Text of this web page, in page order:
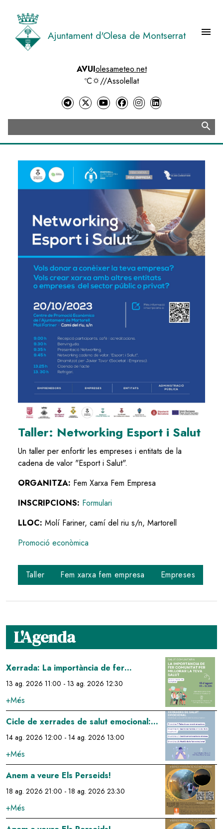
contingut
Ajuntament d'Olesa de Montserrat menu
AVUIolesameteo.net
ºC
//Assolellat
search
Image
Taller: Networking Esport i Salut
Un taller per enfortir les empreses i entitats de la
cadena de valor "Esport i Salut".
ORGANITZA: Fem Xarxa Fem Empresa
INSCRIPCIONS: Formulari
LLOC: Molí Fariner, camí del riu s/n, Martorell
Promoció econòmica
Taller Fem xarxa fem empresa Empreses
L'Agenda
Xerrada: La importància de fer
comunitat per millorar la teva salut
13 ag. 2026 11:00 - 13 ag. 2026 12:30
+Més
Image
Cicle de xerrades de salut emocional:
gestió de l'estrés a través de la
respiració
14 ag. 2026 12:00 - 14 ag. 2026 13:00
+Més
Image
Anem a veure Els Perseids!
18 ag. 2026 21:00 - 18 ag. 2026 23:30
+Més
Image
Image